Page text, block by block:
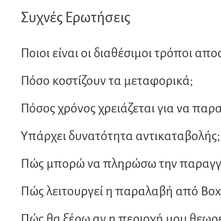
Συχνές Ερωτήσεις
Ποιοι είναι οι διαθέσιμοι τρόποι
Πόσο κοστίζουν τα μεταφορικά;
Πόσος χρόνος χρειάζεται για να
Υπάρχει δυνατότητα αντικαταβολής;
Πώς μπορώ να πληρώσω την
Πώς λειτουργεί η παραλαβή από